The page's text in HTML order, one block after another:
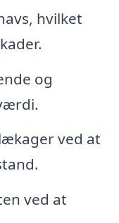
hvilket
og
ved at
ved at